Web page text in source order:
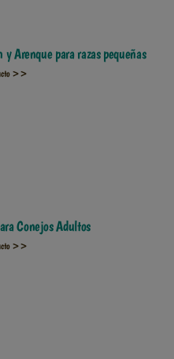
Arenque para razas pequeñas
>>
Conejos Adultos
>>